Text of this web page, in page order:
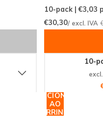
encomendar
se prático e fiável.
NICOTINA
no nosso site e
produto que melhor
10-pack | €3,03
€30,30/ excl. IVA
10-
ADICIONAR
AO
CARRINHO